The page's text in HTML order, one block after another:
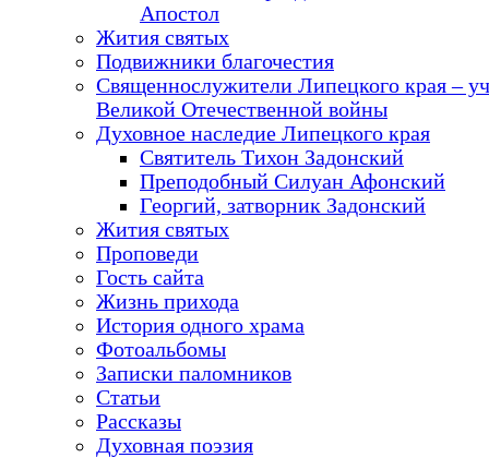
Апостол
Жития святых
Подвижники благочестия
Священнослужители Липецкого края –
Великой Отечественной войны
Духовное наследие Липецкого края
Святитель Тихон Задонский
Преподобный Силуан Афонский
Георгий, затворник Задонский
Жития святых
Проповеди
Гость сайта
Жизнь прихода
История одного храма
Фотоальбомы
Записки паломников
Статьи
Рассказы
Духовная поэзия